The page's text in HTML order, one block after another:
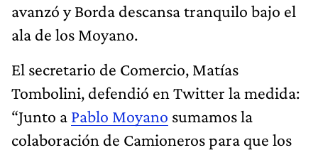
avanzó y Borda descansa tranquilo bajo el
ala de los Moyano.
El secretario de Comercio, Matías
Tombolini, defendió en Twitter la medida:
“Junto a Pablo Moyano sumamos la
colaboración de Camioneros para que los